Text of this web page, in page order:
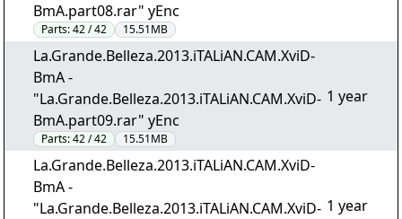
BmA.part08.rar" yEnc
Parts:42 / 42 15.51MB
La.Grande.Belleza.2013.iTALiAN.CAM.XviD-
BmA -
"La.Grande.Belleza.2013.iTALiAN.CAM.XviD-
BmA.part09.rar" yEnc
Parts:42 / 42 15.51MB
1 year
La.Grande.Belleza.2013.iTALiAN.CAM.XviD-
BmA -
"La.Grande.Belleza.2013.iTALiAN.CAM.XviD- 1 year